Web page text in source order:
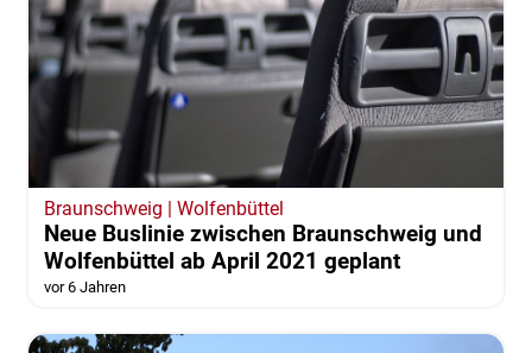
Braunschweig | Wolfenbüttel
Neue Buslinie zwischen Braunschweig und
Wolfenbüttel ab April 2021 geplant
vor 6 Jahren